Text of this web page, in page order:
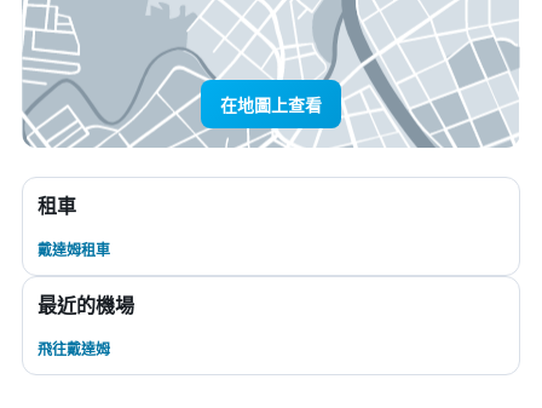
在地圖上查看
租車
戴達姆租車
最近的機場
飛往戴達姆